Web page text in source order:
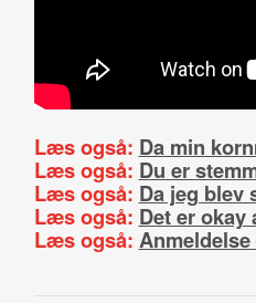
Læs også: Da min
Læs også: Du er
Læs også: Da jeg blev
Læs også: Det er
Læs også: